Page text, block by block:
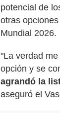
potencial de
otras
Mundial 2026.
"La verdad
opción y se
agrandó la
aseguró el